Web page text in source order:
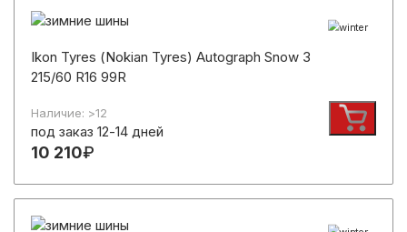
Ikon Tyres (Nokian Tyres) Autograph Snow 3
215/60 R16 99R
Наличие: >12
под заказ 12-14 дней
10 210₽